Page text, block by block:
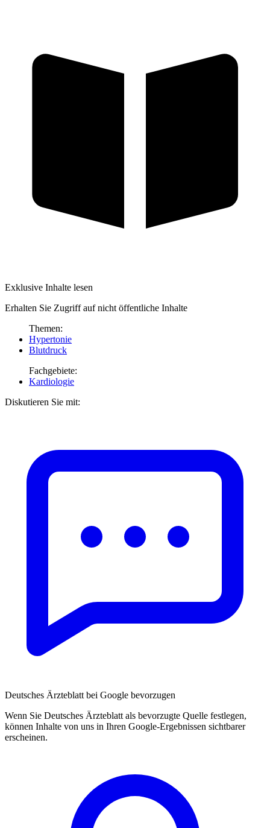
Exklusive Inhalte lesen
Erhalten Sie Zugriff auf nicht öffentliche Inhalte
Themen:
Hypertonie
Blutdruck
Fachgebiete:
Kardiologie
Diskutieren Sie mit:
Deutsches Ärzteblatt bei Google bevorzugen
Wenn Sie Deutsches Ärzteblatt als bevorzugte Quelle festlegen,
können Inhalte von uns in Ihren Google-Ergebnissen sichtbarer
erscheinen.